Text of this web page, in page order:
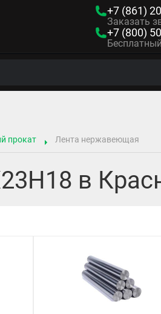
+7 (861)
Заказать
+7 (800)
прокат Лента нержавеющая
в